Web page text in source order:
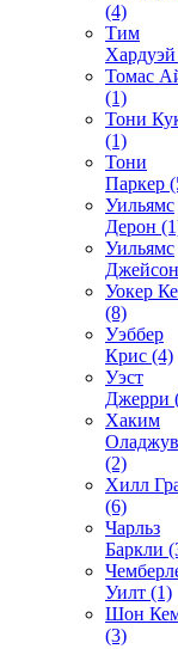
(4)
Тим
Томас
(1)
Тони
(1)
Тони
Паркер
Уильямс
Дерон
Уильямс
Уокер
(8)
Уэббер
Крис (4)
Уэст
Джерри
Хаким
(2)
Хилл
(6)
Чарльз
Баркли
Уилт (1)
Шон
(3)